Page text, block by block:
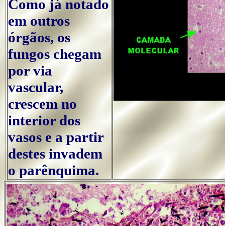
Como já notado
em outros
órgãos, os
fungos chegam
por via
vascular,
crescem no
interior dos
vasos e a partir
destes invadem
o parênquima.